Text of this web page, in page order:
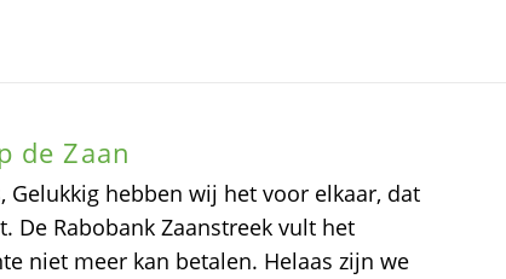
de Zaan
Gelukkig hebben wij het voor elkaar, dat
De Rabobank Zaanstreek vult het
niet meer kan betalen. Helaas zijn we